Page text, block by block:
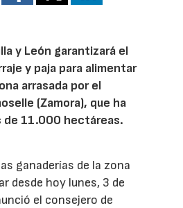
y León garantizará el
y paja para alimentar
arrasada por el
(Zamora), que ha
de 11.000 hectáreas.
ganaderías de la zona
desde hoy lunes, 3 de
el consejero de